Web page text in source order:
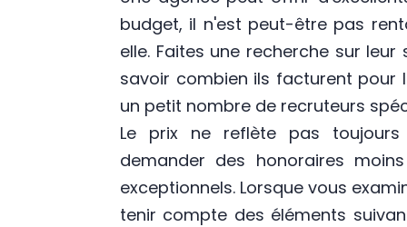
budget, il n'est peut-être pas
elle. Faites une recherche sur
savoir combien ils facturent pour
un petit nombre de recruteurs
Le prix ne reflète pas toujours
demander des honoraires
exceptionnels. Lorsque vous
tenir compte des éléments